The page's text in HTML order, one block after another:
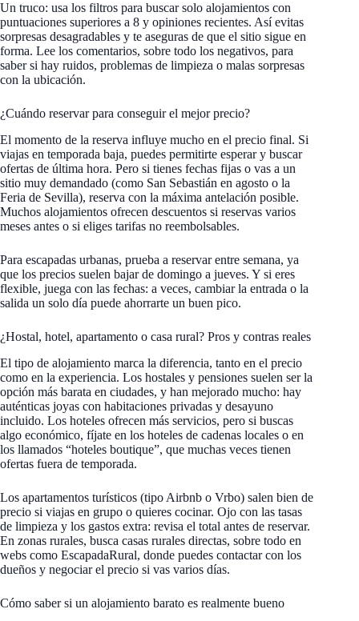
Un truco: usa los filtros para buscar solo alojamientos con
puntuaciones superiores a 8 y opiniones recientes. Así evitas
sorpresas desagradables y te aseguras de que el sitio sigue en
forma. Lee los comentarios, sobre todo los negativos, para
saber si hay ruidos, problemas de limpieza o malas sorpresas
con la ubicación.
¿Cuándo reservar para conseguir el mejor precio?
El momento de la reserva influye mucho en el precio final. Si
viajas en temporada baja, puedes permitirte esperar y buscar
ofertas de última hora. Pero si tienes fechas fijas o vas a un
sitio muy demandado (como San Sebastián en agosto o la
Feria de Sevilla), reserva con la máxima antelación posible.
Muchos alojamientos ofrecen descuentos si reservas varios
meses antes o si eliges tarifas no reembolsables.
Para escapadas urbanas, prueba a reservar entre semana, ya
que los precios suelen bajar de domingo a jueves. Y si eres
flexible, juega con las fechas: a veces, cambiar la entrada o la
salida un solo día puede ahorrarte un buen pico.
¿Hostal, hotel, apartamento o casa rural? Pros y contras reales
El tipo de alojamiento marca la diferencia, tanto en el precio
como en la experiencia. Los hostales y pensiones suelen ser la
opción más barata en ciudades, y han mejorado mucho: hay
auténticas joyas con habitaciones privadas y desayuno
incluido. Los hoteles ofrecen más servicios, pero si buscas
algo económico, fíjate en los hoteles de cadenas locales o en
los llamados “hoteles boutique”, que muchas veces tienen
ofertas fuera de temporada.
Los apartamentos turísticos (tipo Airbnb o Vrbo) salen bien de
precio si viajas en grupo o quieres cocinar. Ojo con las tasas
de limpieza y los gastos extra: revisa el total antes de reservar.
En zonas rurales, busca casas rurales directas, sobre todo en
webs como EscapadaRural, donde puedes contactar con los
dueños y negociar el precio si vas varios días.
Cómo saber si un alojamiento barato es realmente bueno